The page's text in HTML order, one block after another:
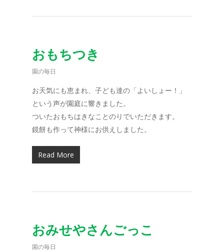
おもちつき
園の毎日
お天気にも恵まれ、子ども達の「よいしょー！」
という声が園庭に響きました。
ついたおもちはきなことのりでいただきます。
鏡餅も作って神様にお供えしました。
Read More
おみせやさんごっこ
園の毎日